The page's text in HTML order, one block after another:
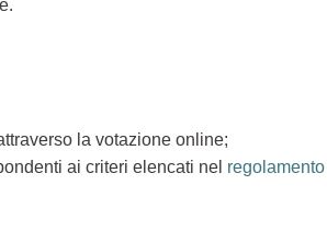
la votazione online;
ai criteri elencati nel regolamento